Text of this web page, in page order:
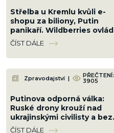
Střelba u Kremlu kvůli e-
shopu za biliony, Putin
panikaří. Wildberries
kavkazské klany a teď po
jde i Kyjev
ČÍST DÁLE
Zpravodajství | PŘEČTENÍ:
3905
Putinova odporná válka:
Ruské drony krouží nad
ukrajinskými civilisty a bez
milosti je zabíjí. Bezmála 1
ČÍST DÁLE